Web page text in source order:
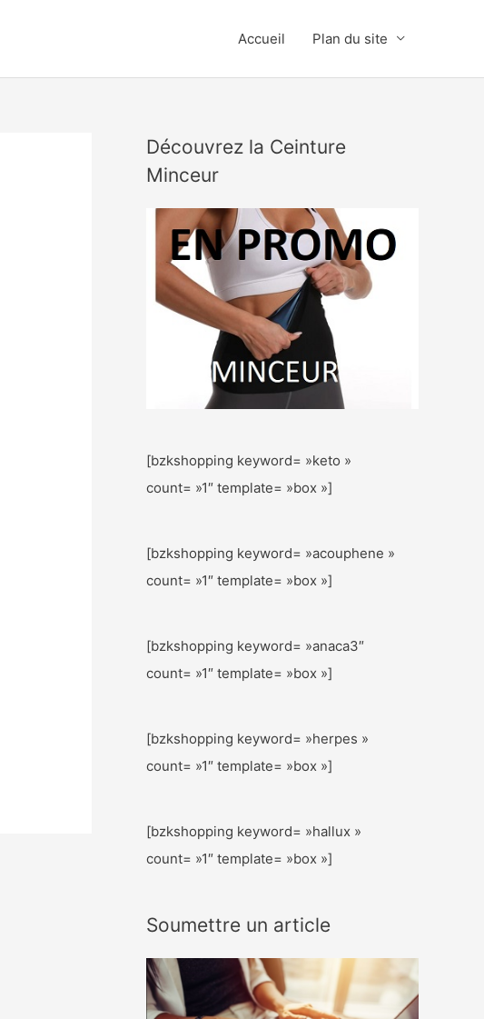
Accueil Plan du site
Découvrez la Ceinture
Minceur
[bzkshopping keyword= »keto »
count= »1″ template= »box »]
[bzkshopping keyword= »acouphene »
count= »1″ template= »box »]
[bzkshopping keyword= »anaca3″
count= »1″ template= »box »]
[bzkshopping keyword= »herpes »
count= »1″ template= »box »]
[bzkshopping keyword= »hallux »
count= »1″ template= »box »]
Soumettre un article